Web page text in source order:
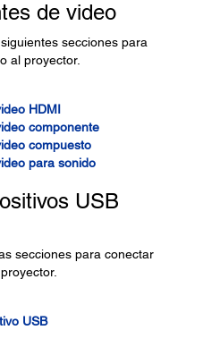
de video
secciones para
al proyector.
HDMI
componente
compuesto
para sonido
USB
secciones para conectar
USB